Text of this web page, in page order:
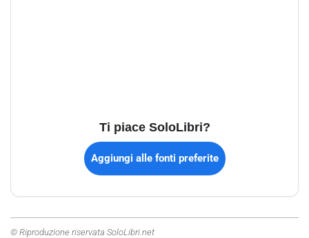
Ti piace SoloLibri?
Aggiungi alle fonti preferite
© Riproduzione riservata SoloLibri.net